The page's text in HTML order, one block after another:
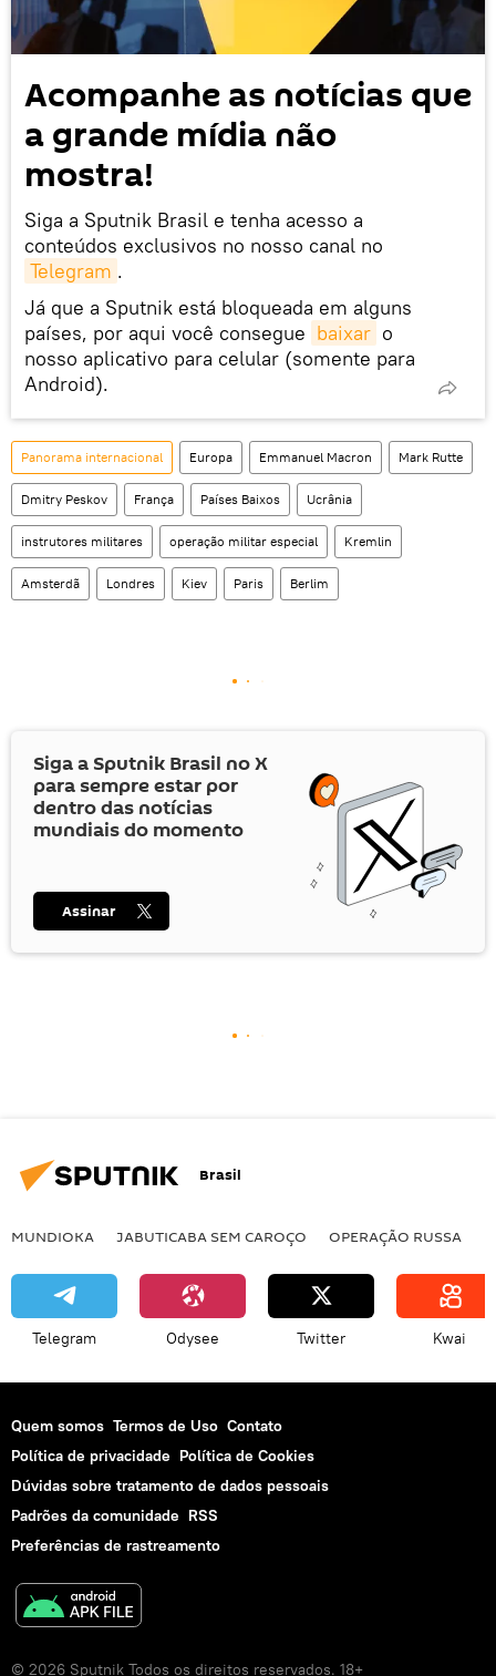
Acompanhe as notícias que
a grande mídia não
mostra!
Siga a Sputnik Brasil e tenha acesso a
conteúdos exclusivos no nosso canal no
Telegram .
Já que a Sputnik está bloqueada em alguns
países, por aqui você consegue baixar o
nosso aplicativo para celular (somente para
Android).
Panorama internacional Europa Emmanuel Macron Mark Rutte
Dmitry Peskov França Países Baixos Ucrânia
instrutores militares operação militar especial Kremlin
Amsterdã Londres Kiev Paris Berlim
Siga a Sputnik Brasil noX
para sempre estar por
dentro das notícias
mundiais do momento
Assinar
Brasil
MUNDIOKA JABUTICABA SEM CAROÇO OPERAÇÃO RUSSA
Telegram Odysee Twitter Kwai
Quem somos Termos de Uso Contato
Política de privacidade Política de Cookies
Dúvidas sobre tratamento de dados pessoais
Padrões da comunidade RSS
Preferências de rastreamento
© 2026 Sputnik Todos os direitos reservados. 18+